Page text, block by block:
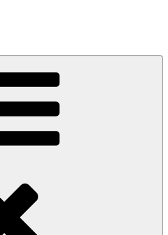
Container